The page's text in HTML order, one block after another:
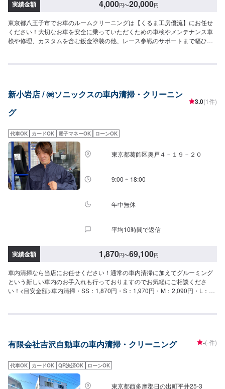
実績金額 4,000円〜20,000円
東京都八王子市でお車のルームクリーニングは【くるま工房優流】にお任せ
ください！大切なお車を安全に乗っていただくための車検やメンテナンス車
検や修理、カスタムを含む鈑金塗装の他、レース参戦のサポートまで幅ひろ
たいと考えています。【お客様のニーズをお聞きしながら、お客様の夢を共
人が担当しています。それはお客様との信頼を築くためでもあり、納車まで
の期間を短縮するためでもあります。専門性の高さやスキルの高いサービス
をお客様に提供し「また来るよ！」と言っていただくプロセスが優流のトー
見積り【3】お見積りにご納得いただければ作業開始【4】仕上がり次第納車
【代車について】代車をご用意しています。お車の作業中は代車をご利用く
ださい。※代車の燃料代はお客様にご負担いただいております。【定休日・営
業時間】定休日：日曜・祝日営業時間：9:00~19:00
新小岩店 / ㈱ソニックスの車内清掃・クリーニン
グ
3.0(1件)
代車OK カードOK 電子マネーOK ローンOK
東京都葛飾区奥戸４－１９－２０
9:00 ~ 18:00
年中無休
平均10時間で返信
実績金額 1,870円〜69,100円
車内清掃なら当店にお任せください！通常の車内清掃に加えてグルーミング
という新しい車内のお手入れも行っておりますのでお気軽にご相談くださ
い！<目安金額>車内清掃・SS：1,870円・S：1,970円・M：2,090円・L：
XL：69,100円シートクリーニング・1席：6,060円・2席：11,800円・3席：
ざいます！ほかにも、中古車販売,、新車販売、カーリースやレンタカーもや
お気に入り登録していただくと、燃料割引、手洗い洗車割引などのクーポン
を配信させていただいてますので、お得にご利用できます。お客様の愛車の
メンテナンスは当店にお任せください。
有限会社吉沢自動車の車内清掃・クリーニング -(-件)
代車OK カードOK QR決済OK ローンOK
東京都西多摩郡日の出町平井25-3